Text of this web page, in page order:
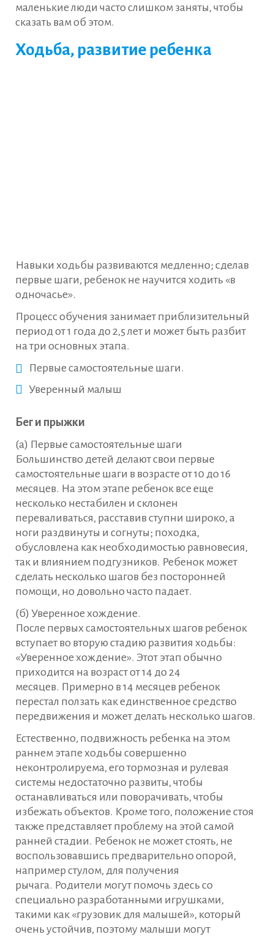
маленькие люди часто слишком заняты, чтобы
сказать вам об этом.
Ходьба, развитие ребенка
Навыки ходьбы развиваются медленно; сделав
первые шаги, ребенок не научится ходить «в
одночасье».
Процесс обучения занимает приблизительный
период от 1 года до 2,5 лет и может быть разбит
на три основных этапа.
Первые самостоятельные шаги.
Уверенный малыш
Бег и прыжки
(а) Первые самостоятельные шаги
Большинство детей делают свои первые
самостоятельные шаги в возрасте от 10 до 16
месяцев. На этом этапе ребенок все еще
несколько нестабилен и склонен
переваливаться, расставив ступни широко, а
ноги раздвинуты и согнуты; походка,
обусловлена ​​как необходимостью равновесия,
так и влиянием подгузников. Ребенок может
сделать несколько шагов без посторонней
помощи, но довольно часто падает.
(б) Уверенное хождение.
После первых самостоятельных шагов ребенок
вступает во вторую стадию развития ходьбы:
«Уверенное хождение». Этот этап обычно
приходится на возраст от 14 до 24
месяцев. Примерно в 14 месяцев ребенок
перестал ползать как единственное средство
передвижения и может делать несколько шагов.
Естественно, подвижность ребенка на этом
раннем этапе ходьбы совершенно
неконтролируема, его тормозная и рулевая
системы недостаточно развиты, чтобы
останавливаться или поворачивать, чтобы
избежать объектов. Кроме того, положение стоя
также представляет проблему на этой самой
ранней стадии. Ребенок не может стоять, не
воспользовавшись предварительно опорой,
например стулом, для получения
рычага. Родители могут помочь здесь со
специально разработанными игрушками,
такими как «грузовик для малышей», который
очень устойчив, поэтому малыши могут